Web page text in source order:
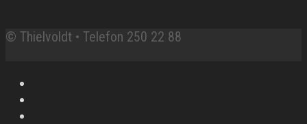
© Thielvoldt • Telefon 250 22 88